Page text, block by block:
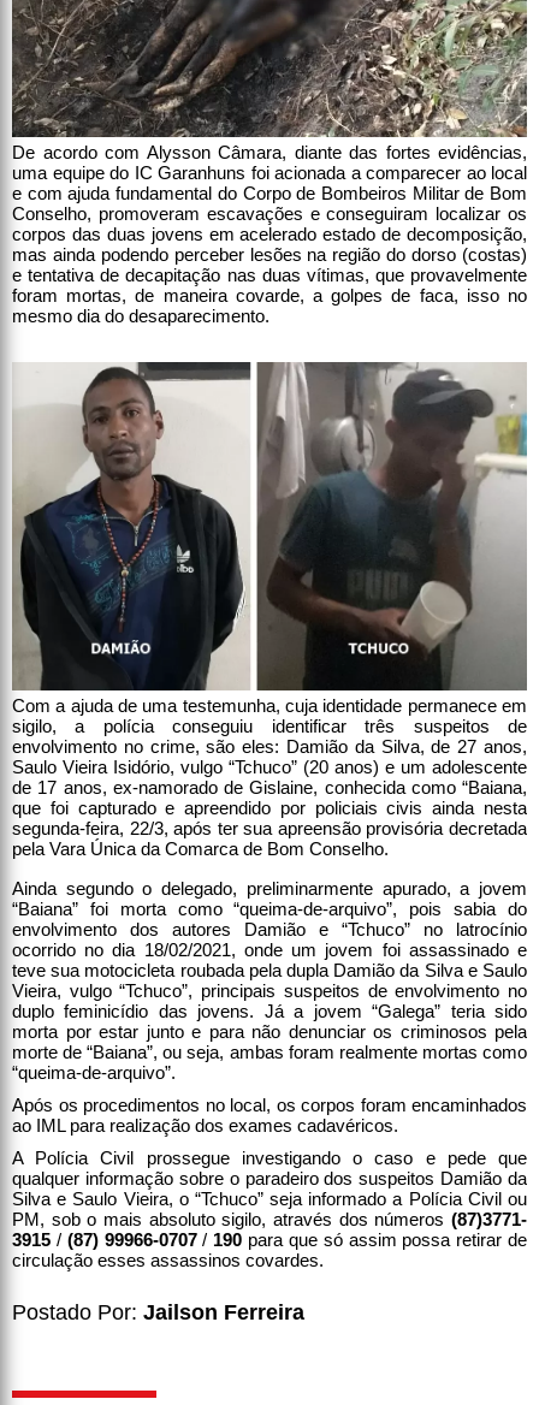
De acordo com Alysson Câmara, diante das fortes evidências,
uma equipe do IC Garanhuns foi acionada a comparecer ao local
e com ajuda fundamental do Corpo de Bombeiros Militar de Bom
Conselho, promoveram escavações e conseguiram localizar os
corpos das duas jovens em acelerado estado de decomposição,
mas ainda podendo perceber lesões na região do dorso (costas)
e tentativa de decapitação nas duas vítimas, que provavelmente
foram mortas, de maneira covarde, a golpes de faca, isso no
mesmo dia do desaparecimento.
Com a ajuda de uma testemunha, cuja identidade permanece em
sigilo, a polícia conseguiu identificar três suspeitos de
envolvimento no crime, são eles: Damião da Silva, de 27 anos,
Saulo Vieira Isidório, vulgo “Tchuco” (20 anos) e um adolescente
de 17 anos, ex-namorado de Gislaine, conhecida como “Baiana,
que foi capturado e apreendido por policiais civis ainda nesta
segunda-feira, 22/3, após ter sua apreensão provisória decretada
pela Vara Única da Comarca de Bom Conselho.
Ainda segundo o delegado, preliminarmente apurado, a jovem
“Baiana” foi morta como “queima-de-arquivo”, pois sabia do
envolvimento dos autores Damião e “Tchuco” no latrocínio
ocorrido no dia 18/02/2021, onde um jovem foi assassinado e
teve sua motocicleta roubada pela dupla Damião da Silva e Saulo
Vieira, vulgo “Tchuco”, principais suspeitos de envolvimento no
duplo feminicídio das jovens. Já a jovem “Galega” teria sido
morta por estar junto e para não denunciar os criminosos pela
morte de “Baiana”, ou seja, ambas foram realmente mortas como
“queima-de-arquivo”.
Após os procedimentos no local, os corpos foram encaminhados
ao IML para realização dos exames cadavéricos.
A Polícia Civil prossegue investigando o caso e pede que
qualquer informação sobre o paradeiro dos suspeitos Damião da
Silva e Saulo Vieira, o “Tchuco” seja informado a Polícia Civil ou
PM, sob o mais absoluto sigilo, através dos números (87)3771-
3915 / (87) 99966-0707/ 190 para que só assim possa retirar de
circulação esses assassinos covardes.
Postado Por: Jailson Ferreira